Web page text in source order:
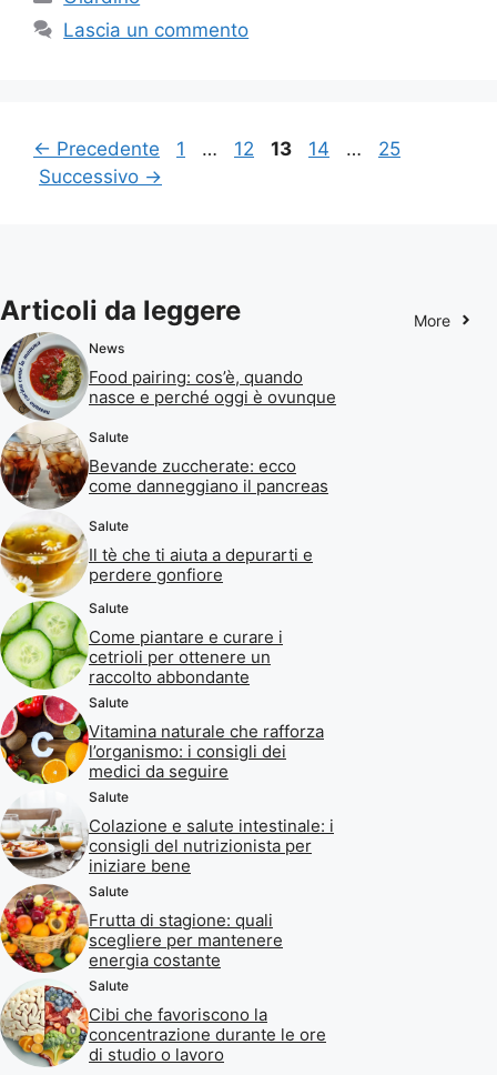
Lascia un commento
← Precedente Pagina
1 … Pagina
12 Pagina
13 Pagina
14 … Pagina
25
Successivo →
Articoli da leggere More
News
Food pairing: cos’è, quando
nasce e perché oggi è ovunque
Salute
Bevande zuccherate: ecco
come danneggiano il pancreas
Salute
Il tè che ti aiuta a depurarti e
perdere gonfiore
Salute
Come piantare e curare i
cetrioli per ottenere un
raccolto abbondante
Salute
Vitamina naturale che rafforza
l’organismo: i consigli dei
medici da seguire
Salute
Colazione e salute intestinale: i
consigli del nutrizionista per
iniziare bene
Salute
Frutta di stagione: quali
scegliere per mantenere
energia costante
Salute
Cibi che favoriscono la
concentrazione durante le ore
di studio o lavoro